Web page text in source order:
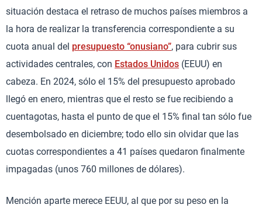
situación destaca el retraso de muchos países miembros a
la hora de realizar la transferencia correspondiente a su
cuota anual del presupuesto “onusiano”, para cubrir sus
actividades centrales, con Estados Unidos (EEUU) en
cabeza. En 2024, sólo el 15% del presupuesto aprobado
llegó en enero, mientras que el resto se fue recibiendo a
cuentagotas, hasta el punto de que el 15% final tan sólo fue
desembolsado en diciembre; todo ello sin olvidar que las
cuotas correspondientes a 41 países quedaron finalmente
impagadas (unos 760 millones de dólares).
Mención aparte merece EEUU, al que por su peso en la